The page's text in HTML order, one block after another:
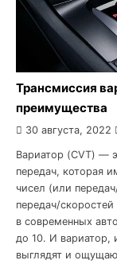
Трансмиссия
преимущества
30 августа, 2022
Вариатор (CVT) —
передач, которая
чисел (или
передач/
в современных
до 10. И вариатор,
выглядят и